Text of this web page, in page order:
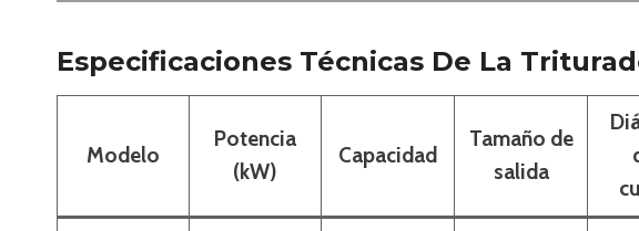
Especificaciones Técnicas De La
Modelo
Potencia
(kW)
Capacidad
Tamaño de
salida